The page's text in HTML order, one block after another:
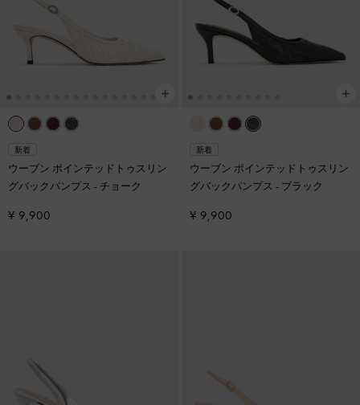
新着
ウーブン ポインテッドトゥスリン
グバックパンプス - チョーク
¥ 9,900
新着
ウーブン ポインテッドトゥスリン
グバックパンプス - ブラック
¥ 9,900